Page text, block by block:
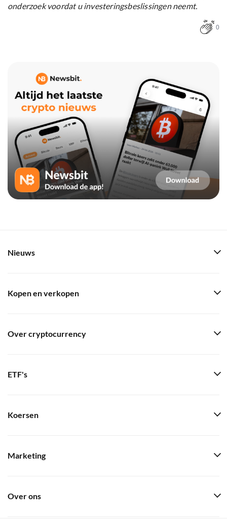
onderzoek voordat u investeringsbeslissingen neemt.
0
Nieuws
Kopen en verkopen
Over cryptocurrency
ETF's
Koersen
Marketing
Over ons